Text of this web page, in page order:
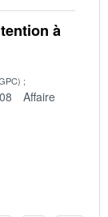
à
Affaire